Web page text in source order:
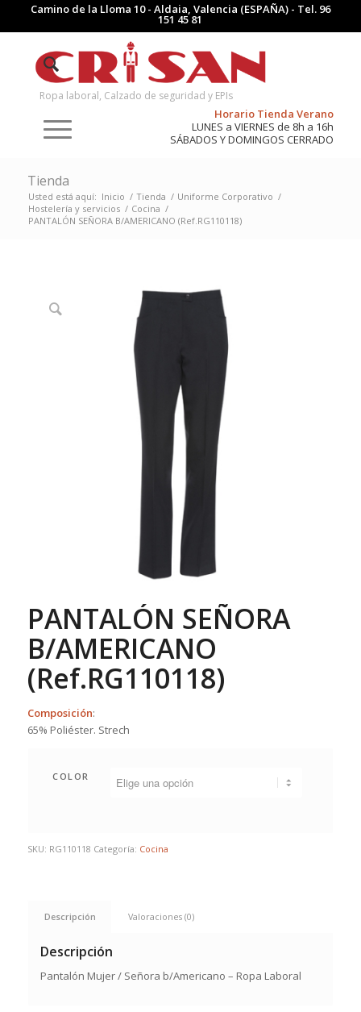
Camino de la Lloma 10 - Aldaia, Valencia (ESPAÑA) - Tel. 96
151 45 81
Ropa laboral, Calzado de seguridad y EPIs
Horario Tienda Verano
LUNES a VIERNES de 8h a 16h
SÁBADOS Y DOMINGOS CERRADO
Tienda
Usted está aquí: Inicio / Tienda / Uniforme Corporativo /
Hostelería y servicios / Cocina /
PANTALÓN SEÑORA B/AMERICANO (Ref.RG110118)
PANTALÓN SEÑORA
B/AMERICANO
(Ref.RG110118)
Composición:
65% Poliéster. Strech
COLOR
SKU: RG110118 Categoría: Cocina
Descripción Valoraciones (0)
Descripción
Pantalón Mujer / Señora b/Americano – Ropa Laboral